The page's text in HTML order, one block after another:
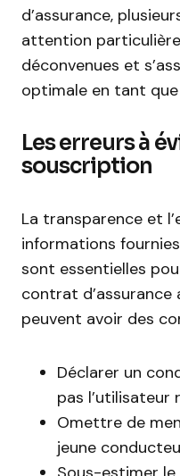
d’assurance,
attention
déconvenues et
optimale en tant
Les erreurs à
souscription
La transparence et
informations
sont essentielles
contrat
peuvent avoir des
Déclarer un
pas l’utilisateur
Omettre de
jeune